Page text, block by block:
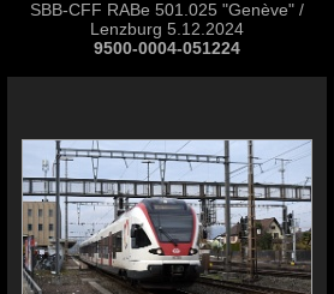
SBB-CFF RABe 501.025 "Genève" /
Lenzburg 5.12.2024
9500-0004-051224